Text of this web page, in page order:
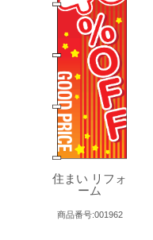
住まい リフォ
ーム
商品番号:001962